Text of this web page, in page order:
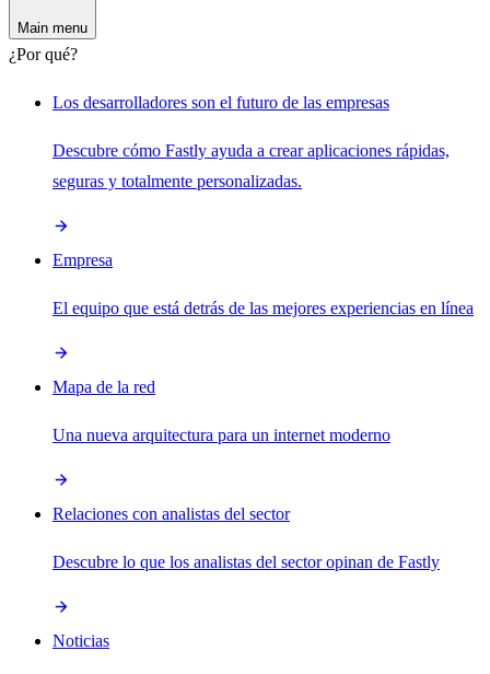
Main menu
¿Por qué?
Los desarrolladores son el futuro de las empresas
Descubre cómo Fastly ayuda a crear aplicaciones rápidas,
seguras y totalmente personalizadas.
Empresa
El equipo que está detrás de las mejores experiencias en línea
Mapa de la red
Una nueva arquitectura para un internet moderno
Relaciones con analistas del sector
Descubre lo que los analistas del sector opinan de Fastly
Noticias